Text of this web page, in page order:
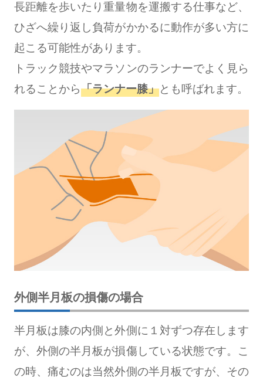
長距離を歩いたり重量物を運搬する仕事など、
ひざへ繰り返し負荷がかかるに動作が多い方に
起こる可能性があります。
トラック競技やマラソンのランナーでよく見ら
れることから「ランナー膝」とも呼ばれます。
外側半月板の損傷の場合
半月板は膝の内側と外側に１対ずつ存在します
が、外側の半月板が損傷している状態です。こ
の時、痛むのは当然外側の半月板ですが、その